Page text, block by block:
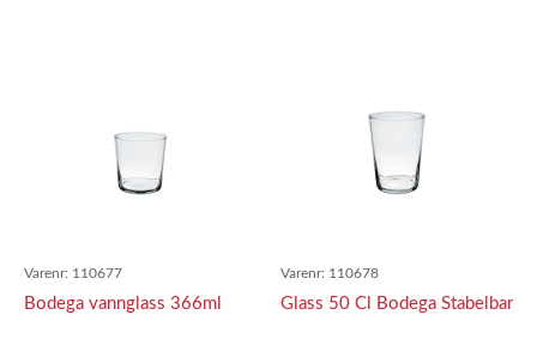
Varenr: 110677
Bodega vannglass 366ml
Varenr: 110678
Glass 50 Cl Bodega Stabelbar